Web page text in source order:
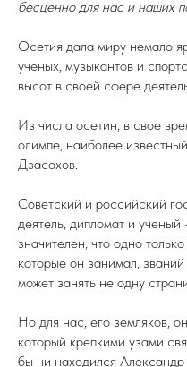
бесценно для нас и наших
Осетия дала миру немало
ученых, музыкантов и
высот в своей сфере
Из числа осетин, в свое
олимпе, наиболее
Дзасохов.
Советский и российский
деятель, дипломат и
значителен, что одно
которые он занимал,
может занять не одну
Но для нас, его земляков,
который крепкими узами
бы ни находился